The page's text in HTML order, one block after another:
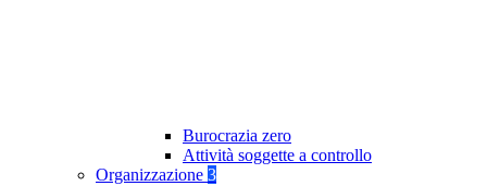
Burocrazia zero
Attività soggette a controllo
Organizzazione 3